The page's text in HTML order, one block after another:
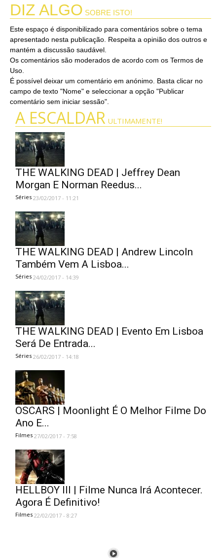
DIZ ALGO SOBRE ISTO!
Este espaço é disponibilizado para comentários sobre o tema
apresentado nesta publicação. Respeita a opinião dos outros e
mantém a discussão saudável.
Os comentários são moderados de acordo com os Termos de
Uso.
É possível deixar um comentário em anónimo. Basta clicar no
campo de texto "Nome" e seleccionar a opção "Publicar
comentário sem iniciar sessão".
A ESCALDAR ULTIMAMENTE!
THE WALKING DEAD | Jeffrey Dean
Morgan E Norman Reedus...
Séries 23/02/2017 - 11:21
THE WALKING DEAD | Andrew Lincoln
Também Vem A Lisboa...
Séries 24/02/2017 - 14:39
THE WALKING DEAD | Evento Em Lisboa
Será De Entrada...
Séries 26/02/2017 - 14:18
OSCARS | Moonlight É O Melhor Filme Do
Ano E...
Filmes 27/02/2017 - 7:58
HELLBOY III | Filme Nunca Irá Acontecer.
Agora É Definitivo!
Filmes 22/02/2017 - 8:27